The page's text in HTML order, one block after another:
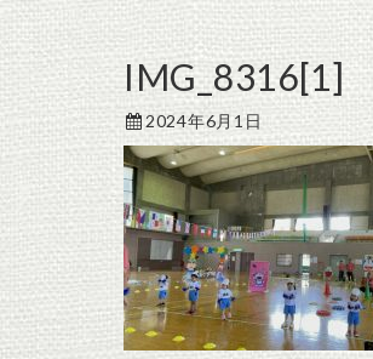
IMG_8316[1]
2024年6月1日